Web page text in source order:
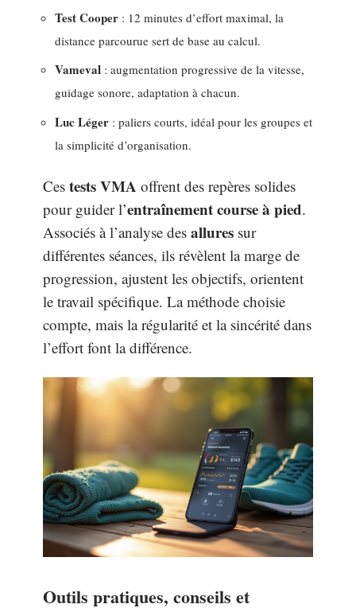
Test Cooper : 12 minutes d’effort maximal, la
distance parcourue sert de base au calcul.
Vameval : augmentation progressive de la vitesse,
guidage sonore, adaptation à chacun.
Luc Léger : paliers courts, idéal pour les groupes et
la simplicité d’organisation.
Ces tests VMA offrent des repères solides
pour guider l’entraînement course à pied.
Associés à l’analyse des allures sur
différentes séances, ils révèlent la marge de
progression, ajustent les objectifs, orientent
le travail spécifique. La méthode choisie
compte, mais la régularité et la sincérité dans
l’effort font la différence.
Outils pratiques, conseils et